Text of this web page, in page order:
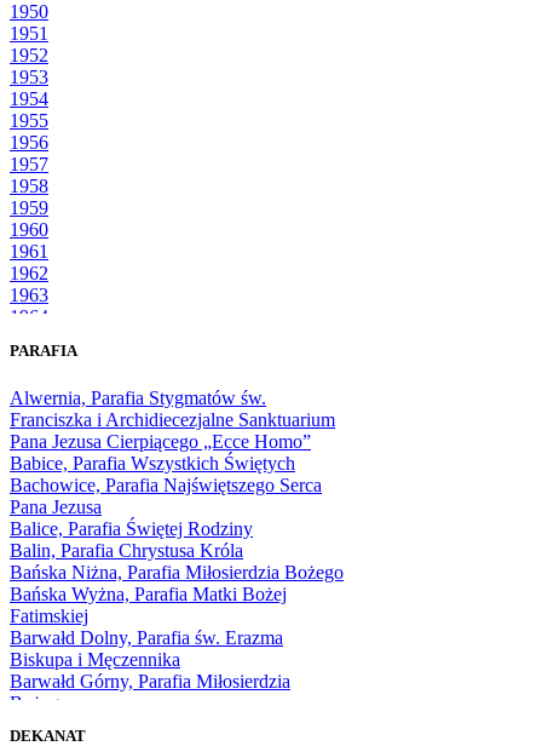
1950
1951
1952
1953
1954
1955
1956
1957
1958
1959
1960
1961
1962
1963
1964
1966
1968
1969
1970
1971
1972
1973
1974
1975
1976
1977
1978
1979
1980
1981
1983
PARAFIA
Alwernia, Parafia Stygmatów św.
Franciszka i Archidiecezjalne Sanktuarium
Pana Jezusa Cierpiącego „Ecce Homo”
Babice, Parafia Wszystkich Świętych
Bachowice, Parafia Najświętszego Serca
Pana Jezusa
Balice, Parafia Świętej Rodziny
Balin, Parafia Chrystusa Króla
Bańska Niżna, Parafia Miłosierdzia Bożego
Bańska Wyżna, Parafia Matki Bożej
Fatimskiej
Barwałd Dolny, Parafia św. Erazma
Biskupa i Męczennika
Barwałd Górny, Parafia Miłosierdzia
Bożego
DEKANAT